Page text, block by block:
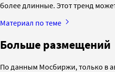
более длинные. Этот тренд
Материал по теме
Больше размещений
По данным Мосбиржи, только в